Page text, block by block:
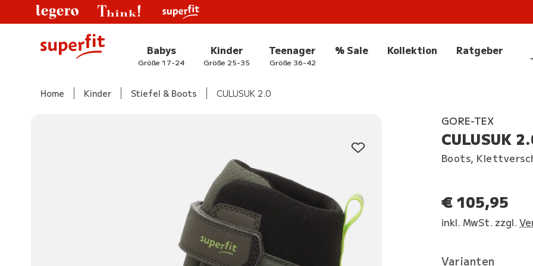
Babys
Größe 17-24
Kinder
Größe 25-35
Teenager
Größe 36-42
% Sale Kollektion Ratgeber
Home Kinder Stiefel & Boots CULUSUK 2.0
GORE-TEX
CULUSUK
Boots,
€ 105,95
inkl. MwSt. zzgl.
Varianten